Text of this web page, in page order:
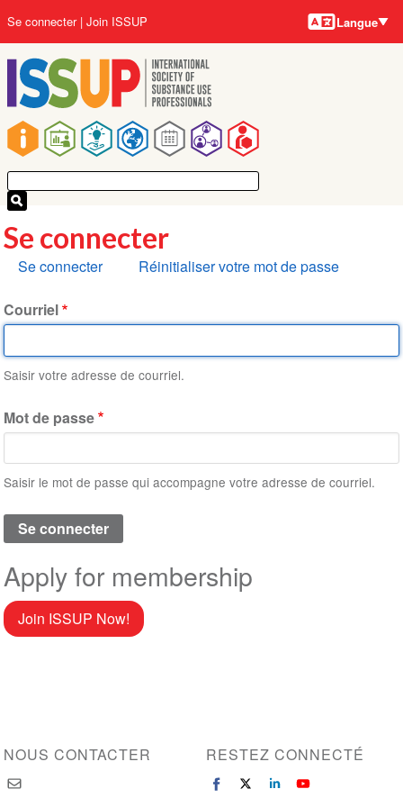
au
contenu
principal
Main
navigation
User
account
menu
Se connecter Join ISSUP Langues
Langue
Se connecter
Onglets
Se connecter Réinitialiser votre mot de passe
Courriel
Saisir votre adresse de courriel.
Mot de passe
Saisir le mot de passe qui accompagne votre adresse de courriel.
Apply for membership
Join ISSUP Now!
NOUS CONTACTER RESTEZ CONNECTÉ